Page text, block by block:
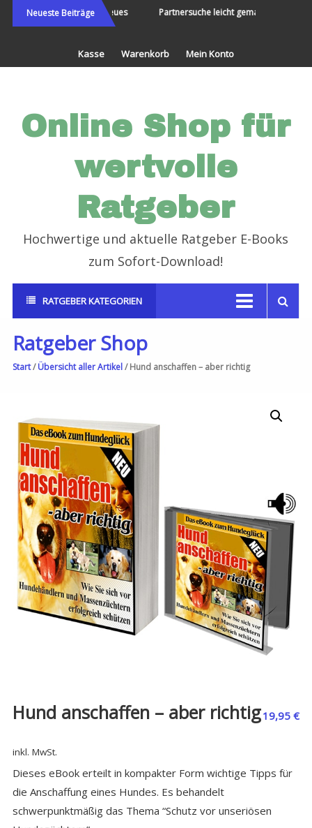
Direkt
zum
Neueste Beiträge
Welt bereisen und Neues Partnersuche leicht gemacht
Kasse Warenkorb Mein Konto
Online Shop für
wertvolle
Ratgeber
Hochwertige und aktuelle Ratgeber E-Books
zum Sofort-Download!
RATGEBER KATEGORIEN
Ratgeber Shop
Start/Übersicht aller Artikel/ Hund anschaffen – aber richtig
Hund anschaffen – aber richtig19,95€
inkl. MwSt.
Dieses eBook erteilt in kompakter Form wichtige Tipps für
die Anschaffung eines Hundes. Es behandelt
schwerpunktmäßig das Thema “Schutz vor unseriösen